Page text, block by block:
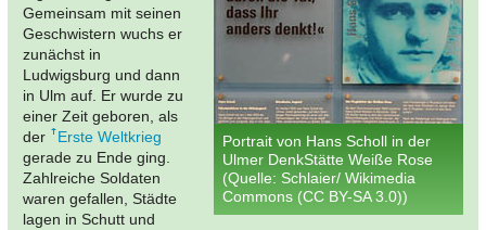
Portrait von Hans Scholl in der
Ulmer DenkStätte Weiße Rose
(Quelle: Schlaier/ Wikimedia
Commons (CC BY-SA 3.0))
Gemeinsam mit seinen
Geschwistern wuchs er
zunächst in
Ludwigsburg und dann
in Ulm auf. Er wurde zu
einer Zeit geboren, als
der
Erste Weltkrieg
gerade zu Ende ging.
Zahlreiche Soldaten
waren gefallen, Städte
lagen in Schutt und